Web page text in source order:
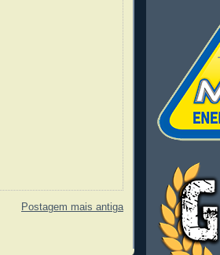
Postagem mais antiga